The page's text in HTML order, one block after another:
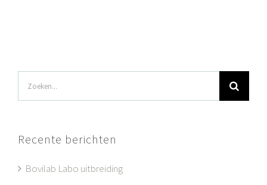
Zoeken
naar:
Recente berichten
Bovilab Labo uitbreiding